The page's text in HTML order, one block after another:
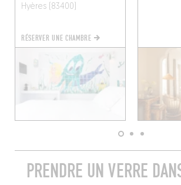
Hyères (83400)
RÉSERVER UNE CHAMBRE
PRENDRE UN VERRE